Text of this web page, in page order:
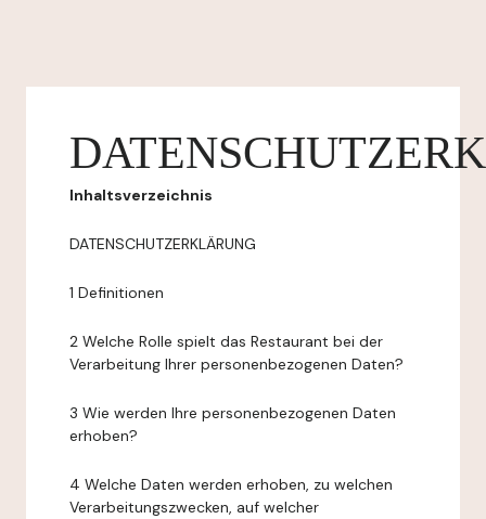
Inhaltsverzeichnis
DATENSCHUTZERKLÄRUNG
1 Definitionen
2 Welche Rolle spielt das Restaurant bei der
Verarbeitung Ihrer personenbezogenen Daten?
3 Wie werden Ihre personenbezogenen Daten
erhoben?
4 Welche Daten werden erhoben, zu welchen
Verarbeitungszwecken, auf welcher